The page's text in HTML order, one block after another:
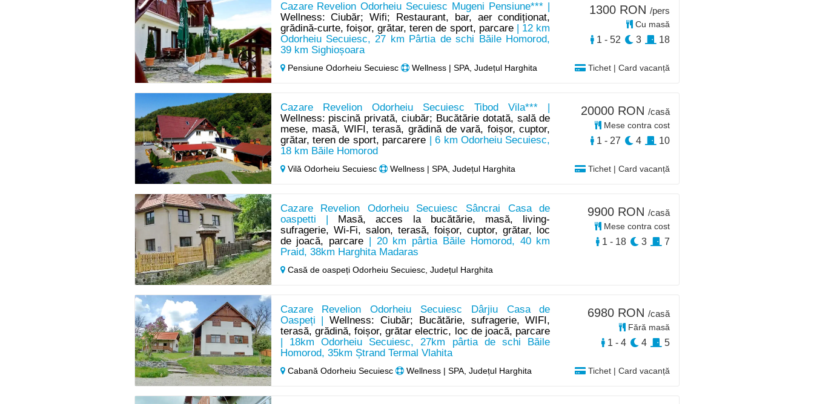
Cazare Revelion Odorheiu Secuiesc Mugeni Pensiune*** |
Wellness: Ciubăr; Wifi; Restaurant, bar, aer condiționat,
grădină-curte, foișor, grătar, teren de sport, parcare| 12 km
Odorheiu Secuiesc, 27 km Pârtia de schi Băile Homorod,
39 km Sighioșoara
Pensiune Odorheiu Secuiesc Wellness | SPA, Județul Harghita Tichet | Card vacanță
1300 RON /pers
Cu masă
1 - 52 3 18
Cazare Revelion Odorheiu Secuiesc Tibod Vila*** |
Wellness: piscină privată, ciubăr; Bucătărie dotată, sală de
mese, masă, WIFI, terasă, grădină de vară, foișor, cuptor,
grătar, teren de sport, parcarere | 6 km Odorheiu Secuiesc,
18 km Băile Homorod
Vilă Odorheiu Secuiesc Wellness | SPA, Județul Harghita Tichet | Card vacanță
20000 RON /casă
Mese contra cost
1 - 27 4 10
Cazare Revelion Odorheiu Secuiesc Sâncrai Casa de
oaspetti |
Masă, acces la bucătărie, masă, living-
sufragerie, Wi-Fi, salon, terasă, foișor, cuptor, grătar, loc
de joacă, parcare | 20 km pârtia Băile Homorod, 40 km
Praid, 38km Harghita Madaras
Casă de oaspeți Odorheiu Secuiesc, Județul Harghita
9900 RON /casă
Mese contra cost
1 - 18 3 7
Cazare Revelion Odorheiu Secuiesc Dârjiu Casa de
Oaspeți |Wellness: Ciubăr; Bucătărie, sufragerie, WIFI,
terasă, grădină, foișor, grătar electric, loc de joacă, parcare
| 18km Odorheiu Secuiesc, 27km pârtia de schi Băile
Homorod, 35km Ștrand Termal Vlahita
Cabană Odorheiu Secuiesc Wellness | SPA, Județul Harghita Tichet | Card vacanță
6980 RON /casă
Fără masă
1 - 4 4 5